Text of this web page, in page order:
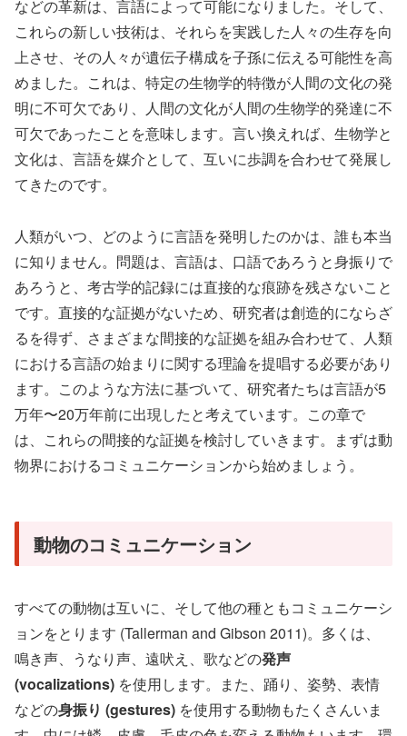
などの革新は、言語によって可能になりました。そして、
これらの新しい技術は、それらを実践した人々の生存を向
上させ、その人々が遺伝子構成を子孫に伝える可能性を高
めました。これは、特定の生物学的特徴が人間の文化の発
明に不可欠であり、人間の文化が人間の生物学的発達に不
可欠であったことを意味します。言い換えれば、生物学と
文化は、言語を媒介として、互いに歩調を合わせて発展し
てきたのです。
人類がいつ、どのように言語を発明したのかは、誰も本当
に知りません。問題は、言語は、口語であろうと身振りで
あろうと、考古学的記録には直接的な痕跡を残さないこと
です。直接的な証拠がないため、研究者は創造的にならざ
るを得ず、さまざまな間接的な証拠を組み合わせて、人類
における言語の始まりに関する理論を提唱する必要があり
ます。このような方法に基づいて、研究者たちは言語が5
万年〜20万年前に出現したと考えています。この章で
は、これらの間接的な証拠を検討していきます。まずは動
物界におけるコミュニケーションから始めましょう。
動物のコミュニケーション
すべての動物は互いに、そして他の種ともコミュニケーシ
ョンをとります (Tallerman and Gibson 2011)。多くは、
鳴き声、うなり声、遠吠え、歌などの発声
(vocalizations) を使用します。また、踊り、姿勢、表情
などの身振り (gestures) を使用する動物もたくさんいま